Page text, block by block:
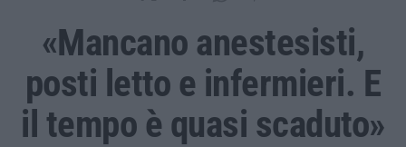
«Mancano anestesisti,
posti letto e infermieri. E
il tempo è quasi scaduto»